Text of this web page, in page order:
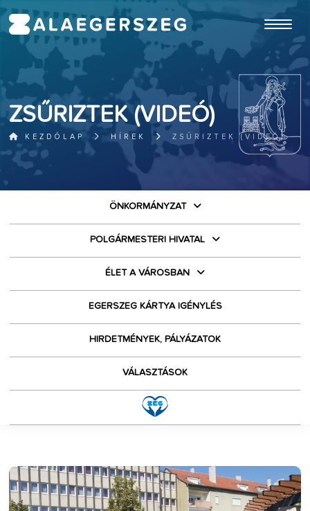
ugrás a fő tartalomhoz
ZSŰRIZTEK (VIDEÓ)
KEZDŐLAP HÍREK ZSŰRIZTEK (VIDEÓ)
ÖNKORMÁNYZAT
POLGÁRMESTERI HIVATAL
ÉLET A VÁROSBAN
EGERSZEG KÁRTYA IGÉNYLÉS
HIRDETMÉNYEK, PÁLYÁZATOK
VÁLASZTÁSOK